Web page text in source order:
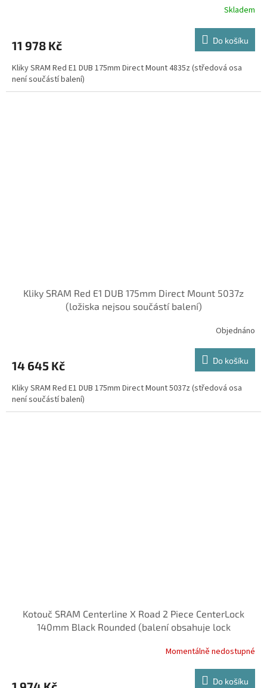
Skladem
11 978 Kč Do košíku
Kliky SRAM Red E1 DUB 175mm Direct Mount 4835z (středová osa
není součástí balení)
Kliky SRAM Red E1 DUB 175mm Direct Mount 5037z
(ložiska nejsou součástí balení)
Objednáno
14 645 Kč Do košíku
Kliky SRAM Red E1 DUB 175mm Direct Mount 5037z (středová osa
není součástí balení)
Kotouč SRAM Centerline X Road 2 Piece CenterLock
140mm Black Rounded (balení obsahuje lock
Momentálně nedostupné
Do košíku